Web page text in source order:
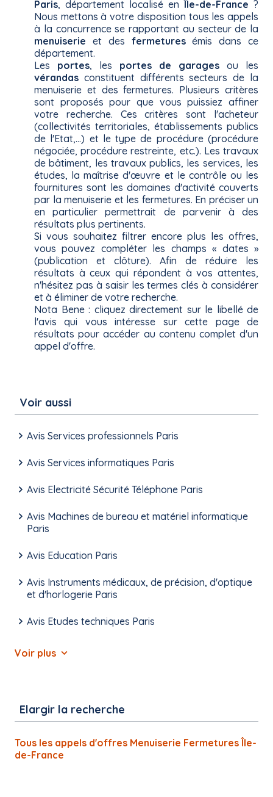
Paris, département localisé enÎle-de-France ?
Nous mettons à votre disposition tous les appels
à la concurrence se rapportant au secteur de la
menuiserie et des fermeturesémis dans ce
département.
Les portes, les portes de garages ou les
vérandas constituent différents secteurs de la
menuiserie et des fermetures. Plusieurs critères
sont proposés pour que vous puissiez affiner
votre recherche. Ces critères sont l'acheteur
(collectivités territoriales, établissements publics
de l'Etat,...) et le type de procédure (procédure
négociée, procédure restreinte, etc.). Les travaux
de bâtiment, les travaux publics, les services, les
études, la maîtrise d'œuvre et le contrôle ou les
fournitures sont les domaines d'activité couverts
par la menuiserie et les fermetures. En préciser un
en particulier permettrait de parvenir à des
résultats plus pertinents.
Si vous souhaitez filtrer encore plus les offres,
vous pouvez compléter les champs « dates »
(publication et clôture). Afin de réduire les
résultats à ceux qui répondent à vos attentes,
n'hésitez pas à saisir les termes clés à considérer
et à éliminer de votre recherche.
Nota Bene : cliquez directement sur le libellé de
l'avis qui vous intéresse sur cette page de
résultats pour accéder au contenu complet d'un
appel d'offre.
Voir aussi
Avis Services professionnels Paris
Avis Services informatiques Paris
Avis Electricité Sécurité Téléphone Paris
Avis Machines de bureau et matériel informatique
Paris
Avis Education Paris
Avis Instruments médicaux, de précision, d'optique
et d'horlogerie Paris
Avis Etudes techniques Paris
Voir plus
Elargir la recherche
Tous les appels d'offres Menuiserie Fermetures Île-
de-France